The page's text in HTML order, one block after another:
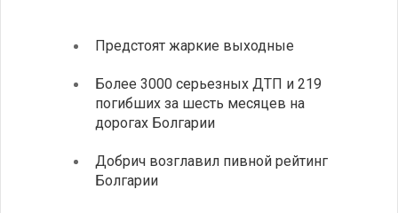
Предстоят жаркие выходные
Более 3000 серьезных ДТП и 219
погибших за шесть месяцев на
дорогах Болгарии
Добрич возглавил пивной рейтинг
Болгарии